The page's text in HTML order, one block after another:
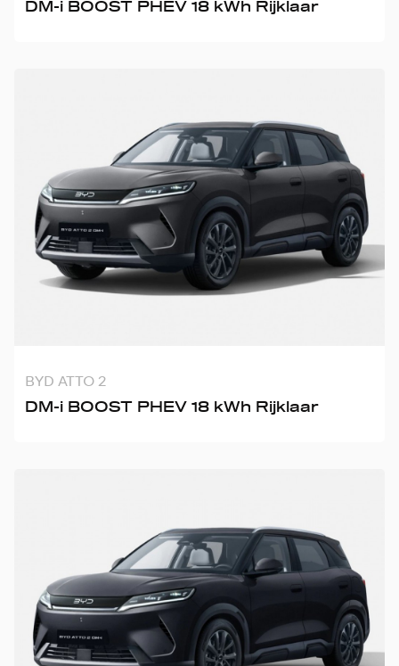
DM-i BOOST PHEV 18 kWh Rijklaar
BYD ATTO 2
DM-i BOOST PHEV 18 kWh Rijklaar